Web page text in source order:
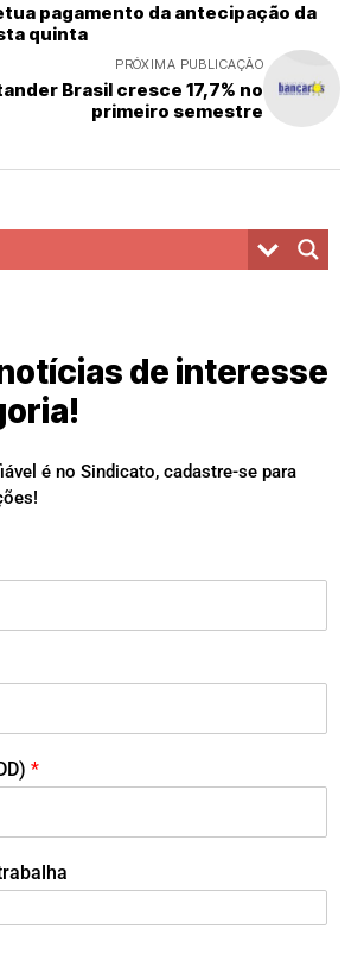
pagamento da antecipação da
quinta
PRÓXIMA PUBLICAÇÃO
Brasil cresce 17,7% no
primeiro semestre
de interesse
é no Sindicato, cadastre-se para
*